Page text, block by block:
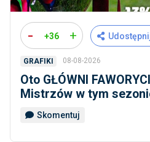
- +36 +
GRAFIKI 08-08-2026
Oto GŁÓWNI
Mistrzów w tym
Skomentuj